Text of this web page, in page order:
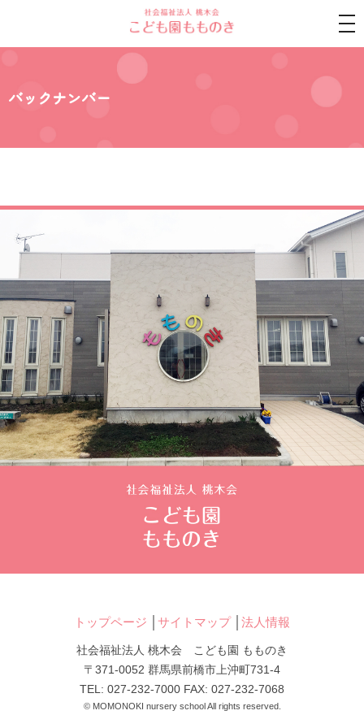
バックナンバー
トップページ サイトマップ│ 法人情報
社会福祉法人 桃木会 こども園 もものき
〒371-0052 群馬県前橋市上沖町731-4
TEL: 027-232-7000 FAX: 027-232-7068
© MOMONOKI nursery school All rights reserved.